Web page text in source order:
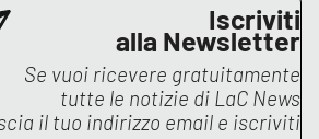
Iscriviti
alla Newsletter
Se vuoi ricevere gratuitamente
tutte le notizie di LaC News
il tuo indirizzo email e iscriviti